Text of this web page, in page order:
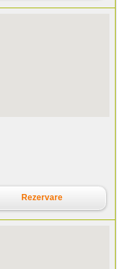
Rezervare